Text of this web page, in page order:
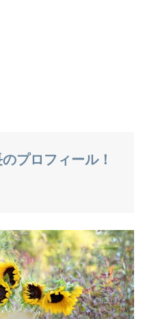
プロフィール！